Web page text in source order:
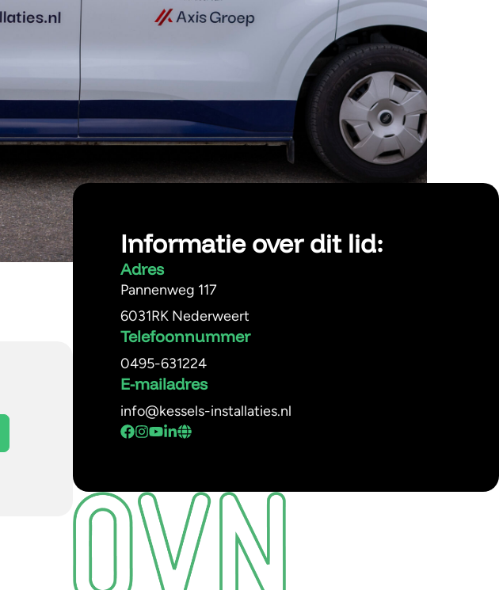
Informatie over dit lid:
Adres
Pannenweg 117
6031RK Nederweert
Telefoonnummer
0495-631224
E-mailadres
info@kessels-installaties.nl